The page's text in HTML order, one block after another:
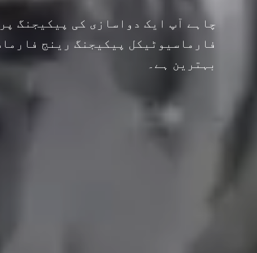
چاہے آپ ایک دواسازی کی پیکیجنگ
فارماسیوٹیکل پیکیجنگ رینج
بہترین ہے۔